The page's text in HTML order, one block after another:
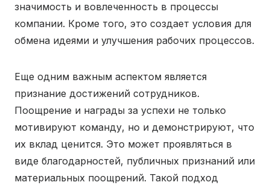
значимость и вовлеченность в процессы
компании. Кроме того, это создает условия для
обмена идеями и улучшения рабочих процессов.
Еще одним важным аспектом является
признание достижений сотрудников.
Поощрение и награды за успехи не только
мотивируют команду, но и демонстрируют, что
их вклад ценится. Это может проявляться в
виде благодарностей, публичных признаний или
материальных поощрений. Такой подход